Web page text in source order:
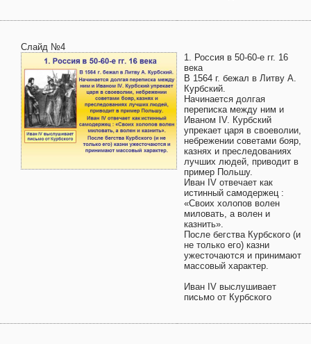
Слайд №4
1. Россия в 50-60-е гг. 16
века
В 1564 г. бежал в Литву А.
Курбский.
Начинается долгая
переписка между ним и
Иваном IV. Курбский
упрекает царя в своеволии,
небрежении советами бояр,
казнях и преследованиях
лучших людей, приводит в
пример Польшу.
Иван IV отвечает как
истинный самодержец :
«Своих холопов волен
миловать, а волен и
казнить».
После бегства Курбского (и
не только его) казни
ужесточаются и принимают
массовый характер.
Иван IV выслушивает
письмо от Курбского